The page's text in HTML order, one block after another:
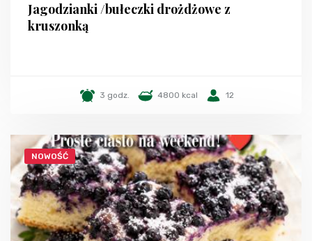
Jagodzianki /bułeczki drożdżowe z
kruszonką
3 godz. 4800 kcal 12
NOWOŚĆ